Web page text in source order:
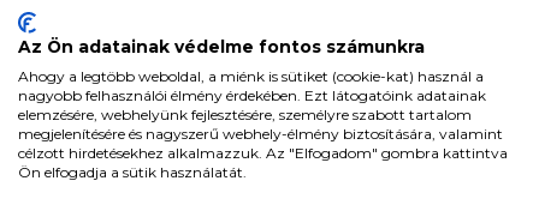
Az Ön adatainak védelme fontos számunkra
Ahogy a legtöbb weboldal, a miénk is sütiket (cookie-kat) használ a
nagyobb felhasználói élmény érdekében. Ezt látogatóink adatainak
elemzésére, webhelyünk fejlesztésére, személyre szabott tartalom
megjelenítésére és nagyszerű webhely-élmény biztosítására, valamint
célzott hirdetésekhez alkalmazzuk. Az "Elfogadom" gombra kattintva
Ön elfogadja a sütik használatát.